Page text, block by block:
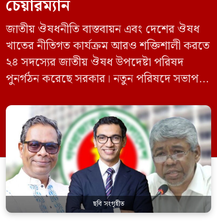
চেয়ারম্যান
জাতীয় ঔষধনীতি বাস্তবায়ন এবং দেশের ঔষধ
খাতের নীতিগত কার্যক্রম আরও শক্তিশালী করতে
২৪ সদস্যের জাতীয় ঔষধ উপদেষ্টা পরিষদ
পুনর্গঠন করেছে সরকার। নতুন পরিষদে সভাপতি
কল্যাণমন্ত্রী এবং সদস্য সচিব থাকবেন স্বাস্থ্য ও
পরিবার কল্যাণ মন্ত্রণালয়ের সচিব। একই সঙ্গে
স্বাস্থ্য প্রতিমন্ত্রী, বাংলাদেশ বিনিয়োগ উন্নয়ন
কর্তৃপক্ষ (বিডা)-এর নির্বাহী চেয়ারম্যান এবং
জাতীয় […]
ছবি সংগৃহীত